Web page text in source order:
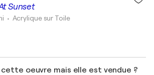
Sunset
• Acrylique sur Toile
cette oeuvre mais elle est vendue ?